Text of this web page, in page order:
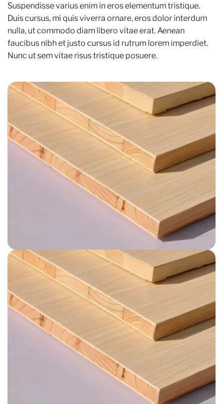
Suspendisse varius enim in eros elementum tristique.
Duis cursus, mi quis viverra ornare, eros dolor interdum
nulla, ut commodo diam libero vitae erat. Aenean
faucibus nibh et justo cursus id rutrum lorem imperdiet.
Nunc ut sem vitae risus tristique posuere.